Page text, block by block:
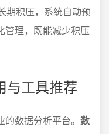
期积压，系统自动预
管理，既能减少积压
与工具推荐
数据分析平台。 数